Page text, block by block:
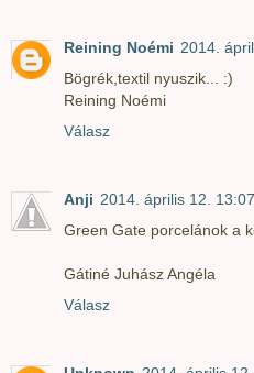
Reining Noémi 2014.
Bögrék,textil nyuszik... :)
Reining Noémi
Válasz
Anji 2014. április 12. 13:07
Green Gate porcelánok a
Gátiné Juhász Angéla
Válasz